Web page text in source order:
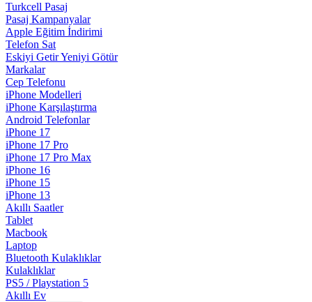
Turkcell Pasaj
Pasaj Kampanyalar
Apple Eğitim İndirimi
Telefon Sat
Eskiyi Getir Yeniyi Götür
Markalar
Cep Telefonu
iPhone Modelleri
iPhone Karşılaştırma
Android Telefonlar
iPhone 17
iPhone 17 Pro
iPhone 17 Pro Max
iPhone 16
iPhone 15
iPhone 13
Akıllı Saatler
Tablet
Macbook
Laptop
Bluetooth Kulaklıklar
Kulaklıklar
PS5 / Playstation 5
Akıllı Ev